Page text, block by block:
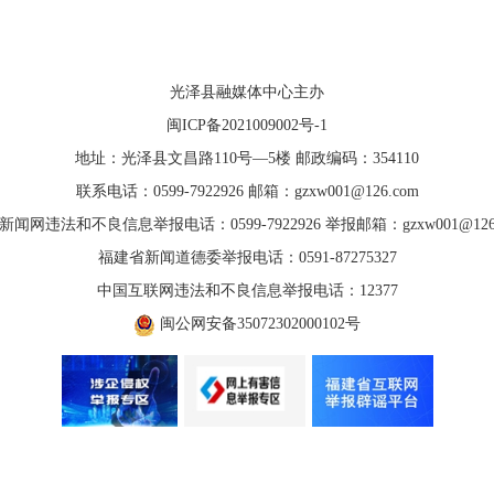
光泽县融媒体中心主办
闽ICP备2021009002号-1
地址：光泽县文昌路110号—5楼 邮政编码：354110
联系电话：0599-7922926 邮箱：gzxw001@126.com
闻网违法和不良信息举报电话：0599-7922926 举报邮箱：
福建省新闻道德委举报电话：0591-87275327
中国互联网违法和不良信息举报电话：12377
闽公网安备35072302000102号